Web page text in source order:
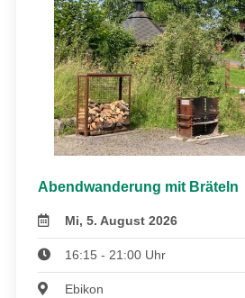
Abendwanderung mit Bräteln
Mi, 5. August 2026
16:15 - 21:00 Uhr
Ebikon